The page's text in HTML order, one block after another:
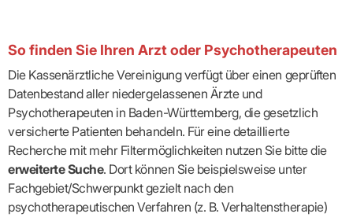
So finden Sie Ihren Arzt oder Psychotherapeuten
Die Kassenärztliche Vereinigung verfügt über einen geprüften
Datenbestand aller niedergelassenen Ärzte und
Psychotherapeuten in Baden-Württemberg, die gesetzlich
versicherte Patienten behandeln. Für eine detaillierte
Recherche mit mehr Filtermöglichkeiten nutzen Sie bitte die
erweiterte Suche. Dort können Sie beispielsweise unter
Fachgebiet/Schwerpunkt gezielt nach den
psychotherapeutischen Verfahren (z. B. Verhaltenstherapie)